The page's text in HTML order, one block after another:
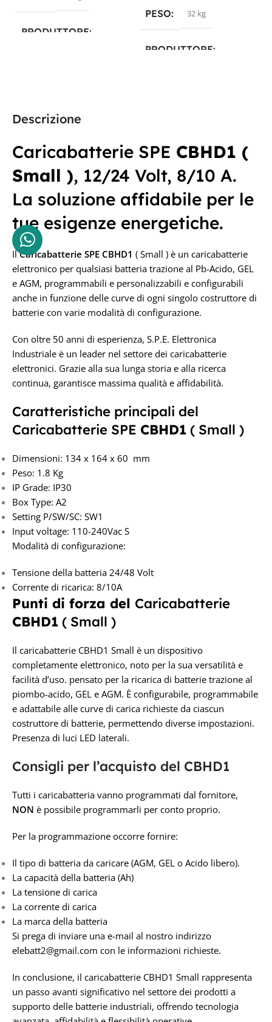
Descrizione
Caricabatterie SPE CBHD1 (
Small ), 12/24 Volt, 8/10 A.
La soluzione affidabile per le
tue esigenze energetiche.
IlCaricabatterie SPE CBHD1 ( Small ) è un caricabatterie
elettronico per qualsiasi batteria trazione al Pb-Acido, GEL
e AGM, programmabili e personalizzabili e configurabili
anche in funzione delle curve di ogni singolo costruttore di
batterie con varie modalità di configurazione.
Con oltre 50 anni di esperienza, S.P.E. Elettronica
Industriale è un leader nel settore dei caricabatterie
elettronici. Grazie alla sua lunga storia e alla ricerca
continua, garantisce massima qualità e affidabilità.
Caratteristiche principali del
Caricabatterie SPE CBHD1 ( Small )
Dimensioni: 134 x 164 x 60 mm
Peso: 1.8 Kg
IP Grade: IP30
Box Type: A2
Setting P/SW/SC: SW1
Input voltage: 110-240Vac S
Modalità di configurazione:
Tensione della batteria 24/48 Volt
Corrente di ricarica: 8/10A
Punti di forza del Caricabatterie
CBHD1 ( Small )
Il caricabatterie CBHD1 Small è un dispositivo
completamente elettronico, noto per la sua versatilità e
facilità d’uso. pensato per la ricarica di batterie trazione al
piombo-acido, GEL e AGM. È configurabile, programmabile
e adattabile alle curve di carica richieste da ciascun
costruttore di batterie, permettendo diverse impostazioni.
Presenza di luci LED laterali.
Consigli per l’acquisto del CBHD1
Tutti i caricabatteria vanno programmati dal fornitore,
NON è possibile programmarli per conto proprio.
Per la programmazione occorre fornire:
Il tipo di batteria da caricare (AGM, GEL o Acido libero).
La capacità della batteria (Ah)
La tensione di carica
La corrente di carica
La marca della batteria
Si prega di inviare una e-mail al nostro indirizzo
elebatt2@gmail.com con le informazioni richieste.
In conclusione, il caricabatterie CBHD1 Small rappresenta
un passo avanti significativo nel settore dei prodotti a
supporto delle batterie industriali, offrendo tecnologia
PRODUTTORE
Wet, Agm, Aes, Gel e Litio
CAPACITÀ IN AH
TENSIONE IN VOLT
24/48 Volt
PESO 32 kg
PRODUTTORE
Pb-Acido, GEL e AGM
CAPACITÀ IN AH
12/24 V